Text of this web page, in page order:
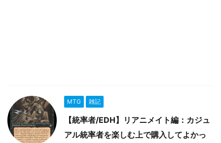
MTG 雑記
【統率者/EDH】リアニメイト編：カジュ
アル統率者を楽しむ上で購入してよかっ